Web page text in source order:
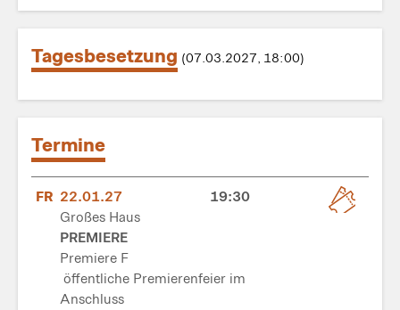
Tagesbesetzung (07.03.2027, 18:00)
Termine
FR 22.01.27
19:30
Großes Haus
PREMIERE
Premiere F
öffentliche Premierenfeier im
Anschluss